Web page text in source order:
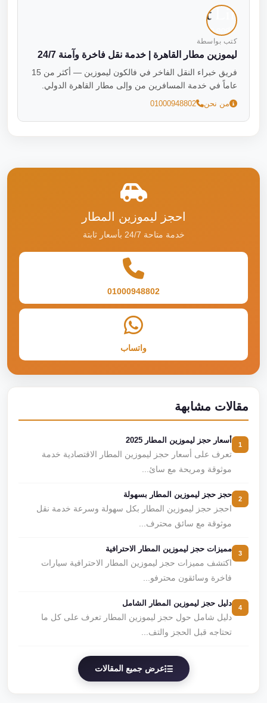
كتب بواسطة
ليموزين مطار القاهرة | خدمة نقل فاخرة وآمنة 24/7
فريق خبراء النقل الفاخر في فالكون ليموزين — أكثر من 15
عاماً في خدمة المسافرين من وإلى مطار القاهرة الدولي.
من نحن 01000948802
احجز ليموزين المطار
خدمة متاحة 24/7 بأسعار ثابتة
01000948802
واتساب
مقالات مشابهة
أسعار حجز ليموزين المطار 2025
تعرف على أسعار حجز ليموزين المطار الاقتصادية خدمة
موثوقة ومريحة مع سائ...
حجز حجز ليموزين المطار بسهولة
احجز حجز ليموزين المطار بكل سهولة وسرعة خدمة نقل
موثوقة مع سائق محترف...
مميزات حجز ليموزين المطار الاحترافية
اكتشف مميزات حجز ليموزين المطار الاحترافية سيارات
فاخرة وسائقون محترفو...
دليل حجز ليموزين المطار الشامل
دليل شامل حول حجز ليموزين المطار تعرف على كل ما
تحتاجه قبل الحجز والتف...
عرض جميع المقالات